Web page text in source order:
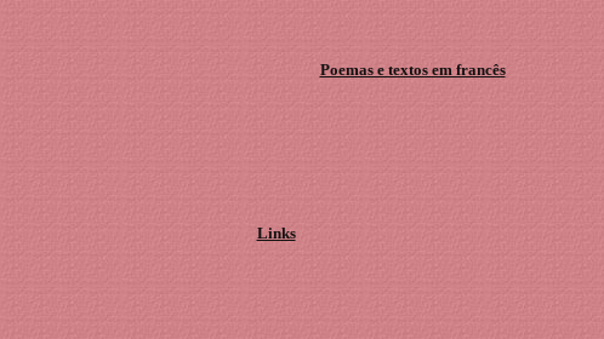
Poemas e textos em francês
Links